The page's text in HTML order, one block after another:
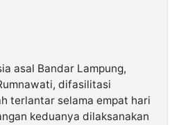
asal Bandar Lampung,
difasilitasi
terlantar selama empat hari
keduanya dilaksanakan